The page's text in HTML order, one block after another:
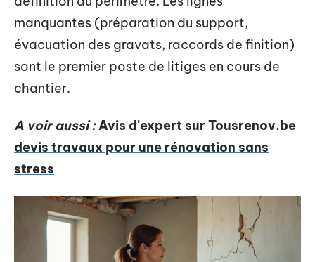
manquantes (préparation du support,
évacuation des gravats, raccords de finition)
sont le premier poste de litiges en cours de
chantier.
A voir aussi :Avis d'expert sur Tousrenov.be
devis travaux pour une rénovation sans
stress